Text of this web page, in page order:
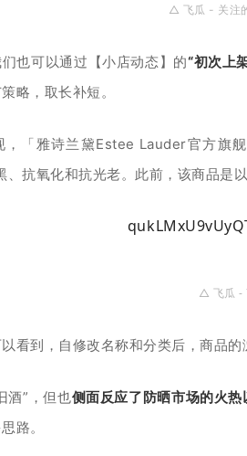
△ 飞瓜 - 关注
也可以通过【小店动态】的“初次上
略，取长补短。
，「雅诗兰黛Estee Lauder官方旗
抗氧化和抗光老。此前，该商品是
△ 飞瓜 -
看到，自修改名称和分类后，商品
酒”，但也侧面反应了防晒市场的火
路。